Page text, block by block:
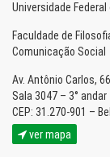
Universidade Federal
Faculdade de
Comunicação Social
Av. Antônio Carlos,
Sala 3047 – 3° andar
CEP: 31.270-901 –
ver mapa